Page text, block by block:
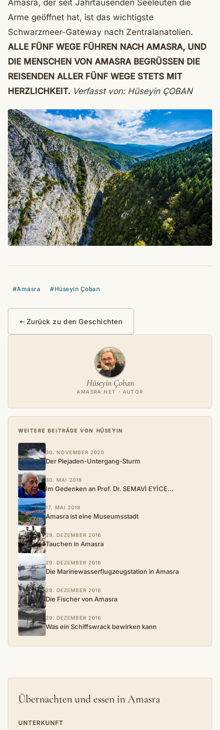
Amasra, der seit Jahrtausenden Seeleuten die
Arme geöffnet hat, ist das wichtigste
Schwarzmeer-Gateway nach Zentralanatolien.
ALLE FÜNF WEGE FÜHREN NACH AMASRA, UND
DIE MENSCHEN VON AMASRA BEGRÜSSEN DIE
REISENDEN ALLER FÜNF WEGE STETS MIT
HERZLICHKEIT. Verfasst von: Hüseyin ÇOBAN
#Amasra #Hüseyin Çoban
Zurück zu den Geschichten
Hüseyin Çoban
AMASRA.NET · AUTOR
WEITERE BEITRÄGE VON HÜSEYIN
30. NOVEMBER 2020
Der Plejaden-Untergang-Sturm
30. MAI 2018
Im Gedenken an Prof. Dr. SEMAVİ EYİCE…
17. MAI 2018
Amasra ist eine Museumsstadt
29. DEZEMBER 2016
Tauchen in Amasra
29. DEZEMBER 2016
Die Marinewasserflugzeugstation in Amasra
29. DEZEMBER 2016
Die Fischer von Amasra
29. DEZEMBER 2016
Was ein Schiffswrack bewirken kann
Übernachten und essen in Amasra
UNTERKUNFT